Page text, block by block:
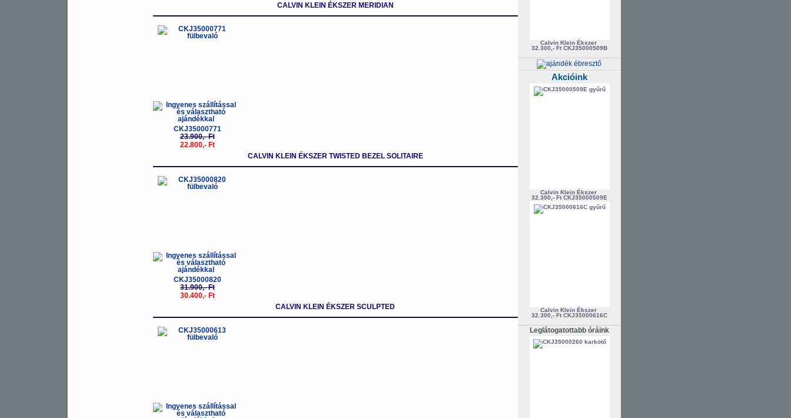
CALVIN KLEIN ÉKSZER MERIDIAN
-5%
CKJ35000771
23.900,- Ft
22.800,- Ft
CALVIN KLEIN ÉKSZER TWISTED BEZEL SOLITAIRE
-5%
CKJ35000820
31.900,- Ft
30.400,- Ft
CALVIN KLEIN ÉKSZER SCULPTED
-5%
Calvin Klein Ékszer
32.300,- Ft CKJ35000509B
Akcióink
Calvin Klein Ékszer
32.300,- Ft CKJ35000509E
Calvin Klein Ékszer
32.300,- Ft CKJ35000616C
Leglátogatottabb óráink